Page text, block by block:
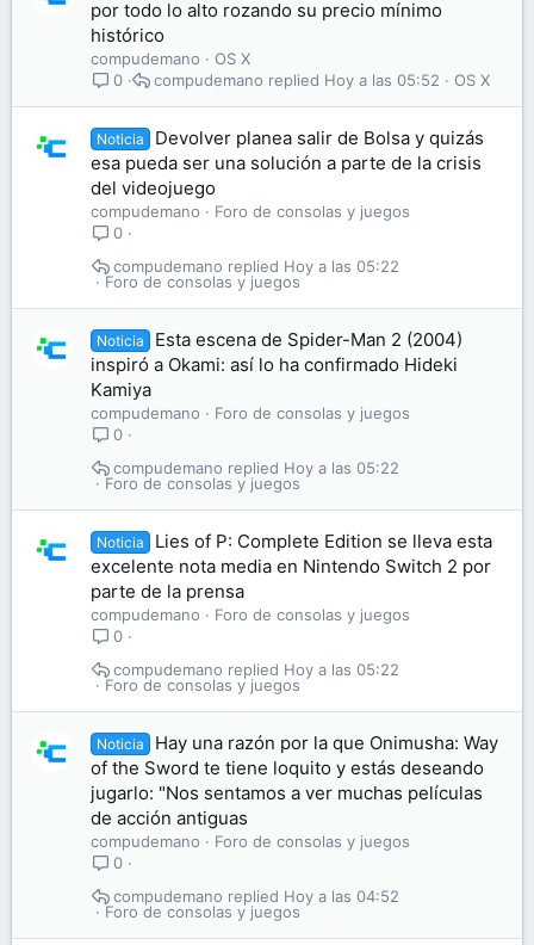
por todo lo alto rozando su precio mínimo
histórico
compudemano
OS X
0
OS X
Hoy a las 05:52
compudemano
Noticia
Devolver planea salir de Bolsa y quizás
esa pueda ser una solución a parte de la crisis
del videojuego
compudemano
Foro de consolas y juegos
0
Foro de consolas y juegos
Hoy a las 05:22
compudemano
Noticia
Esta escena de Spider-Man 2 (2004)
inspiró a Okami: así lo ha confirmado Hideki
Kamiya
compudemano
Foro de consolas y juegos
0
Foro de consolas y juegos
Hoy a las 05:22
compudemano
Noticia
Lies of P: Complete Edition se lleva esta
excelente nota media en Nintendo Switch 2 por
parte de la prensa
compudemano
Foro de consolas y juegos
0
Foro de consolas y juegos
Hoy a las 05:22
compudemano
Noticia
Hay una razón por la que Onimusha: Way
of the Sword te tiene loquito y estás deseando
jugarlo: "Nos sentamos a ver muchas películas
de acción antiguas
compudemano
Foro de consolas y juegos
0
Foro de consolas y juegos
Hoy a las 04:52
compudemano